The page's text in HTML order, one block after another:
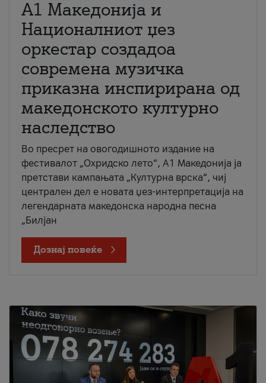
А1 Македонија и
Националниот џез
оркестар создадоа
современа музичка
приказна инспирирана од
македонското културно
наследство
Во пресрет на овогодишното издание на
фестивалот „Охридско лето“, А1 Македонија ја
претстави кампањата „Културна врска“, чиј
централен дел е новата џез-интерпретација на
легендарната македонска народна песна
„Билјан
Дознај повеќе